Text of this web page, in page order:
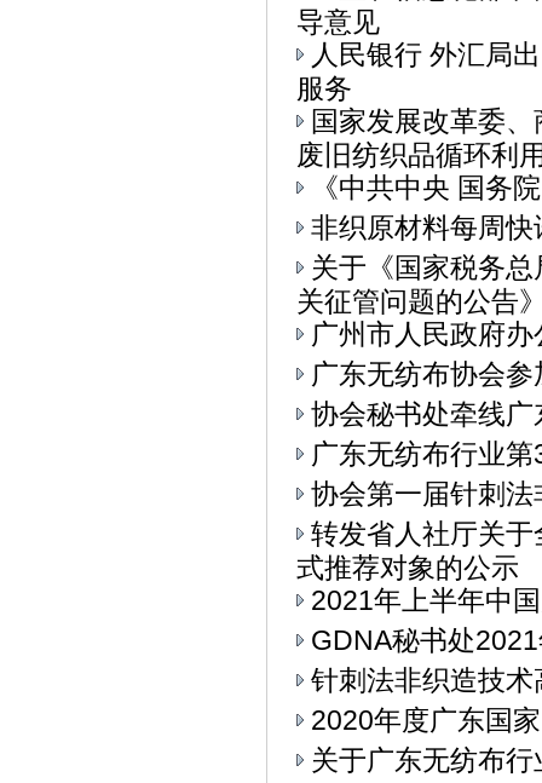
导意见
人民银行 外汇局
服务
国家发展改革委
废旧纺织品循环利
《中共中央 国务
非织原材料每周快
关于《国家税务
关征管问题的公告
广州市人民政府
广东无纺布协会参
协会秘书处牵线
广东无纺布行业
协会第一届针刺
转发省人社厅关
式推荐对象的公示
2021年上半年中
GDNA秘书处
针刺法非织造技
2020年度广东国
关于广东无纺布